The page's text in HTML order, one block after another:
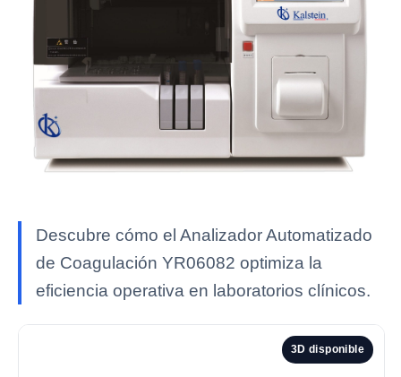
Descubre cómo el Analizador Automatizado
de Coagulación YR06082 optimiza la
eficiencia operativa en laboratorios clínicos.
3D disponible